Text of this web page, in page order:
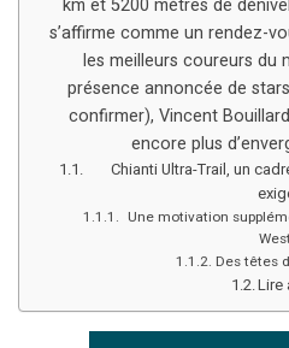
km et 5200 mètres de
s’affirme comme un rendez-
les meilleurs coureurs du
présence annoncée de
confirmer), Vincent
encore plus
Chianti Ultra-Trail, un
Une motivation
Des têtes
Lire